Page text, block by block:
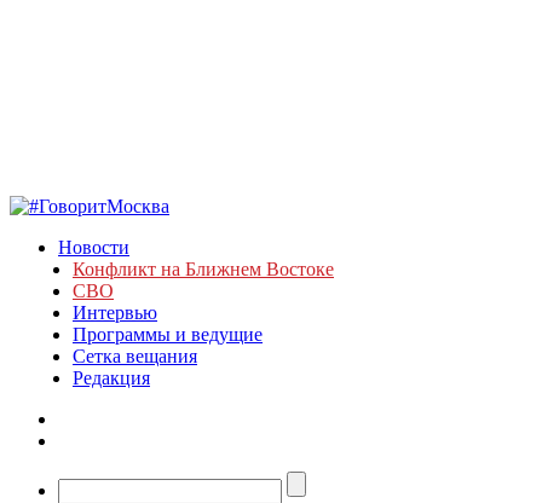
Новости
Конфликт на Ближнем Востоке
СВО
Интервью
Программы и ведущие
Сетка вещания
Редакция